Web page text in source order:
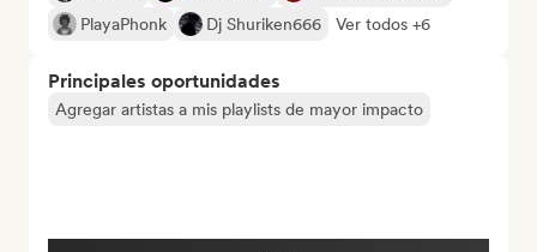
PlayaPhonk
Dj Shuriken666 Ver todos +6
Principales oportunidades
Agregar artistas a mis playlists de mayor impacto